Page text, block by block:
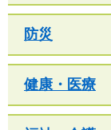
防災
健康・医療